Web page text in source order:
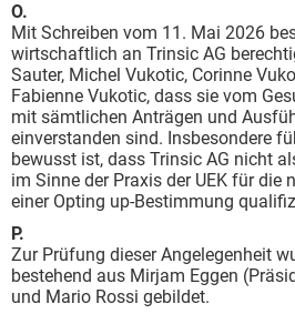
O.
Mit Schreiben vom 11. Mai 2026
wirtschaftlich an Trinsic AG
Sauter, Michel Vukotic, Corinne
Fabienne Vukotic, dass sie vom
mit sämtlichen Anträgen und
einverstanden sind. Insbesondere
bewusst ist, dass Trinsic AG nicht
im Sinne der Praxis der UEK für die
einer Opting up-Bestimmung
P.
Zur Prüfung dieser Angelegenheit
bestehend aus Mirjam Eggen
und Mario Rossi gebildet.